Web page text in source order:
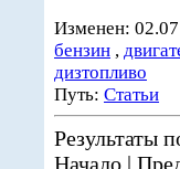
Изменен:
бензин ,
дизтопливо
Путь: Статьи
Результаты
Начало |